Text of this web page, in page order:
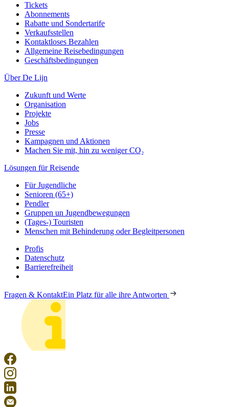
Tickets
Abonnements
Rabatte und Sondertarife
Verkaufsstellen
Kontaktloses Bezahlen
Allgemeine Reisebedingungen
Geschäftsbedingungen
Über De Lijn
Zukunft und Werte
Organisation
Projekte
Jobs
Presse
Kampagnen und Aktionen
Machen Sie mit, hin zu weniger CO₂
Lösungen für Reisende
Für Jugendliche
Senioren (65+)
Pendler
Gruppen un Jugendbewegungen
(Tages-) Touristen
Menschen mit Behinderung oder Begleitpersonen
Profis
Datenschutz
Barrierefreiheit
Fragen & KontaktEin Platz für alle ihre Antworten